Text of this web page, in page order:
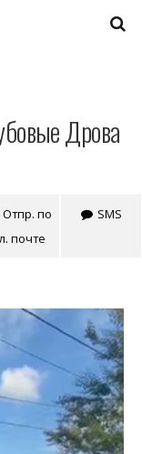
Дрова
Отпр. по
почте
SMS